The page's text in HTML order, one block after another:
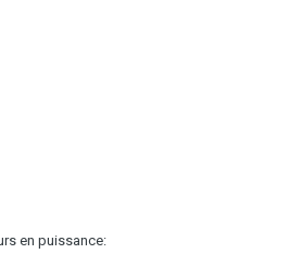
en puissance: